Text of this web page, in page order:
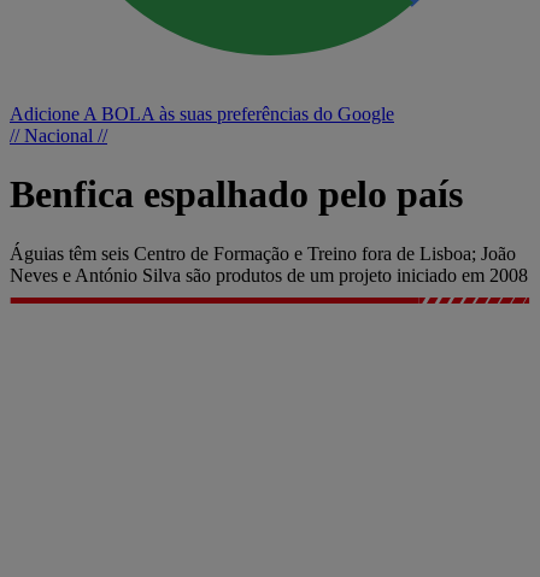
Adicione A BOLA às suas preferências do Google
// Nacional //
Benfica espalhado pelo país
Águias têm seis Centro de Formação e Treino fora de Lisboa; João
Neves e António Silva são produtos de um projeto iniciado em 2008